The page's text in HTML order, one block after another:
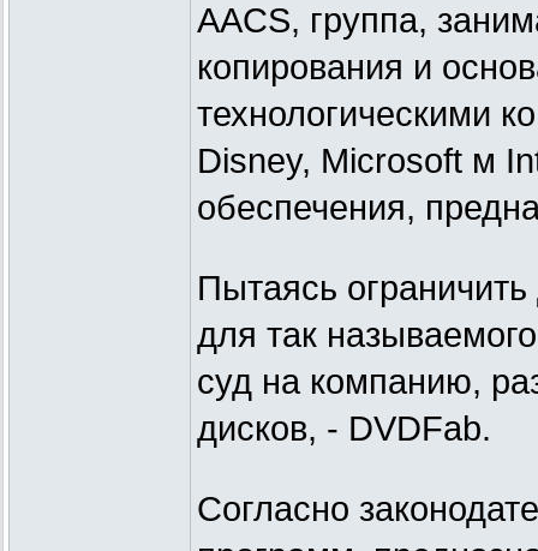
AACS, группа,
копирования и
технологическими
Disney, Microsoft м
обеспечения,
Пытаясь
для так
суд на компанию,
дисков, - DVDFab.
Согласно